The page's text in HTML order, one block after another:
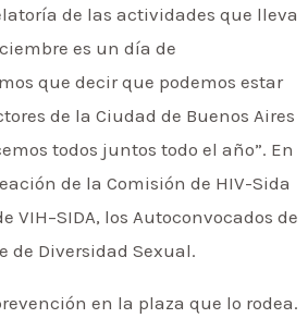
de las actividades que lleva
es un día de
que decir que podemos estar
de la Ciudad de Buenos Aires
todos juntos todo el año”. En
de la Comisión de HIV-Sida
los Autoconvocados de
de Diversidad Sexual.
en la plaza que lo rodea.